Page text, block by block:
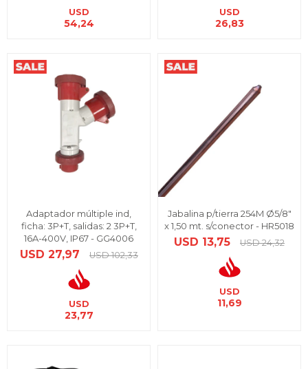
USD
54,24
USD
26,83
Adaptador múltiple ind,
ficha: 3P+T, salidas: 2 3P+T,
16A-400V, IP67 - GG4006
USD 27,97 USD 102,33
USD
23,77
Jabalina p/tierra 254M Ø5/8"
x 1,50 mt. s/conector - HR5018
USD 13,75 USD 24,32
USD
11,69